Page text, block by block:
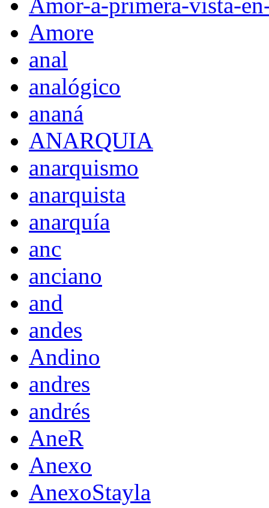
Amor-a-primera-vista-
Amore
anal
analógico
ananá
ANARQUIA
anarquismo
anarquista
anarquía
anc
anciano
and
andes
Andino
andres
andrés
AneR
Anexo
AnexoStayla